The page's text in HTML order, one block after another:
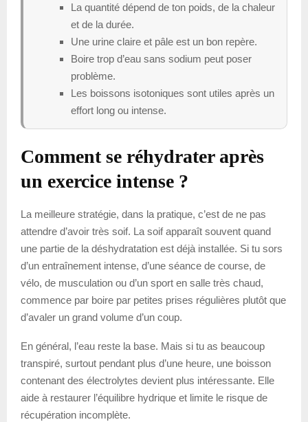
La quantité dépend de ton poids, de la chaleur
et de la durée.
Une urine claire et pâle est un bon repère.
Boire trop d’eau sans sodium peut poser
problème.
Les boissons isotoniques sont utiles après un
effort long ou intense.
Comment se réhydrater après
un exercice intense ?
La meilleure stratégie, dans la pratique, c’est de ne pas
attendre d’avoir très soif. La soif apparaît souvent quand
une partie de la déshydratation est déjà installée. Si tu sors
d’un entraînement intense, d’une séance de course, de
vélo, de musculation ou d’un sport en salle très chaud,
commence par boire par petites prises régulières plutôt que
d’avaler un grand volume d’un coup.
En général, l’eau reste la base. Mais si tu as beaucoup
transpiré, surtout pendant plus d’une heure, une boisson
contenant des électrolytes devient plus intéressante. Elle
aide à restaurer l’équilibre hydrique et limite le risque de
récupération incomplète.